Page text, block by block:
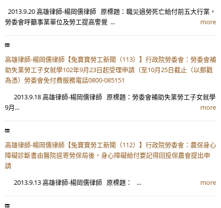
2013.9.20 高雄律師-楊岡儒律師 原標題：職災過勞死亡給付前五大行業，
勞委會呼籲事業單位及勞工提高警覺 ...
more
高雄律師-楊岡儒律師【兔寶寶勞工新聞（113）】行政院勞委會：勞委會補
助失業勞工子女就學102年9月23日起受理申請（至10月25日截止（以郵戳
為憑）勞委會免付費服務電話0800-085151
2013.9.18 高雄律師-楊岡儒律師 原標題：勞委會補助失業勞工子女就學
9月...
more
高雄律師-楊岡儒律師【兔寶寶勞工新聞（112）】行政院勞委會：農保身心
障礙診斷書由醫院逕寄勞保局後，身心障礙給付要記得回投保農會提出申
請
2013.9.13 高雄律師-楊岡儒律師 原標題： ...
more